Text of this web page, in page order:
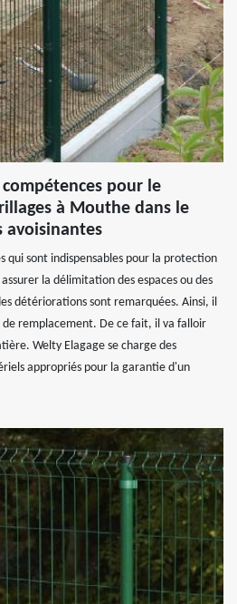
pour le
à Mouthe dans le
avoisinantes
qui sont indispensables pour la protection
la délimitation des espaces ou des
détériorations sont remarquées. Ainsi, il
remplacement. De ce fait, il va falloir
Welty Elagage se charge des
appropriés pour la garantie d'un